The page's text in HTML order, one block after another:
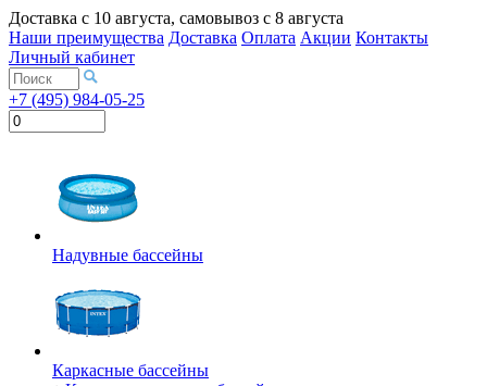
Доставка с 10 августа, самовывоз с 8 августа
Наши преимущества Доставка Оплата Акции Контакты
Личный кабинет
+7 (495) 984-05-25
Надувные бассейны
Каркасные бассейны